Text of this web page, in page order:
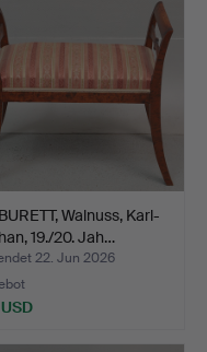
Walnuss, Karl-
19./20. Jah…
22. Jun 2026